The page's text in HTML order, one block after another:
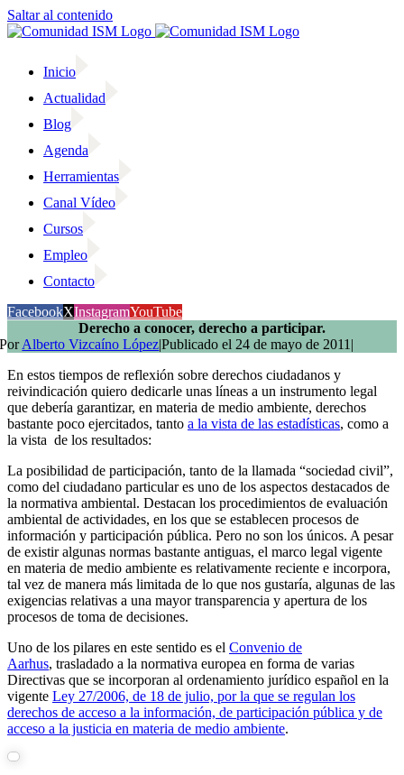
Saltar al contenido
Inicio
Actualidad
Blog
Agenda
Herramientas
Canal Vídeo
Cursos
Empleo
Contacto
FacebookXInstagramYouTube
Derecho a conocer, derecho a participar.
PorAlberto Vizcaíno López|Publicado el 24 de mayo de 2011 |
En estos tiempos de reflexión sobre derechos ciudadanos y
reivindicación quiero dedicarle unas líneas a un instrumento legal
que debería garantizar, en materia de medio ambiente, derechos
bastante poco ejercitados, tanto a la vista de las estadísticas, como a
la vista de los resultados:
La posibilidad de participación, tanto de la llamada “sociedad civil”,
como del ciudadano particular es uno de los aspectos destacados de
la normativa ambiental. Destacan los procedimientos de evaluación
ambiental de actividades, en los que se establecen procesos de
información y participación pública. Pero no son los únicos. A pesar
de existir algunas normas bastante antiguas, el marco legal vigente
en materia de medio ambiente es relativamente reciente e incorpora,
tal vez de manera más limitada de lo que nos gustaría, algunas de las
exigencias relativas a una mayor transparencia y apertura de los
procesos de toma de decisiones.
Uno de los pilares en este sentido es el Convenio de
Aarhus, trasladado a la normativa europea en forma de varias
Directivas que se incorporan al ordenamiento jurídico español en la
vigente Ley 27/2006, de 18 de julio, por la que se regulan los
derechos de acceso a la información, de participación pública y de
acceso a la justicia en materia de medio ambiente.